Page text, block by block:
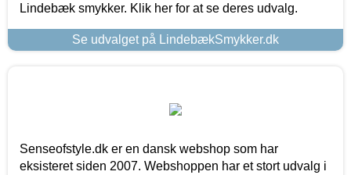
Lindebæk smykker. Klik her for at se deres udvalg.
Se udvalget på LindebækSmykker.dk
Senseofstyle.dk er en dansk webshop som har
eksisteret siden 2007. Webshoppen har et stort udvalg i